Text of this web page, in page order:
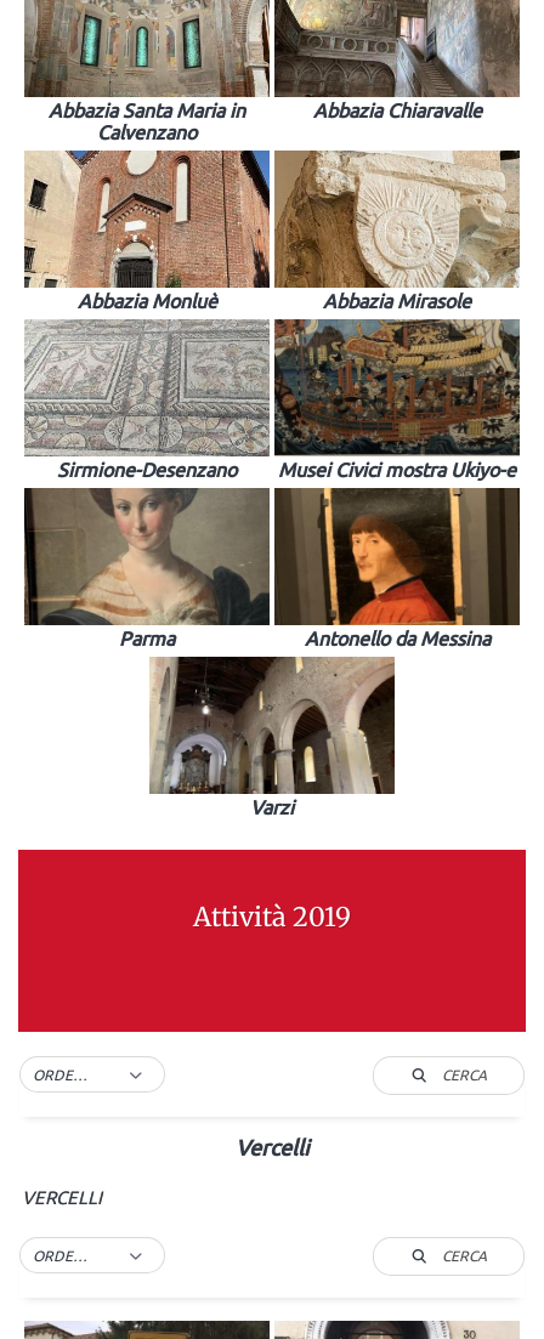
Abbazia Santa Maria in
Calvenzano
Abbazia Chiaravalle
Abbazia Monluè Abbazia Mirasole
Sirmione-Desenzano Musei Civici mostra Ukiyo-e
Parma Antonello da Messina
Varzi
Attività 2019
ORDER BY DEFAULT CERCA
Vercelli
VERCELLI
ORDER BY DEFAULT CERCA